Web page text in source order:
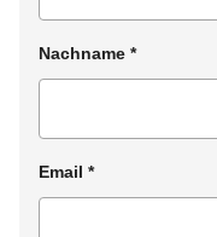
Nachname *
Email *